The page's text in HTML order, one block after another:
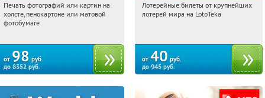
06:27:56 Купили:
Электрозаводская
Печать фотографий или картин на
холсте, пенокартоне или матовой
фотобумаге
от 98 руб.
до8352руб.
06:27:56 Купили:4880
Лотерейные билеты от крупнейших
лотерей мира на LotoTeka
от 40 руб.
до945руб.